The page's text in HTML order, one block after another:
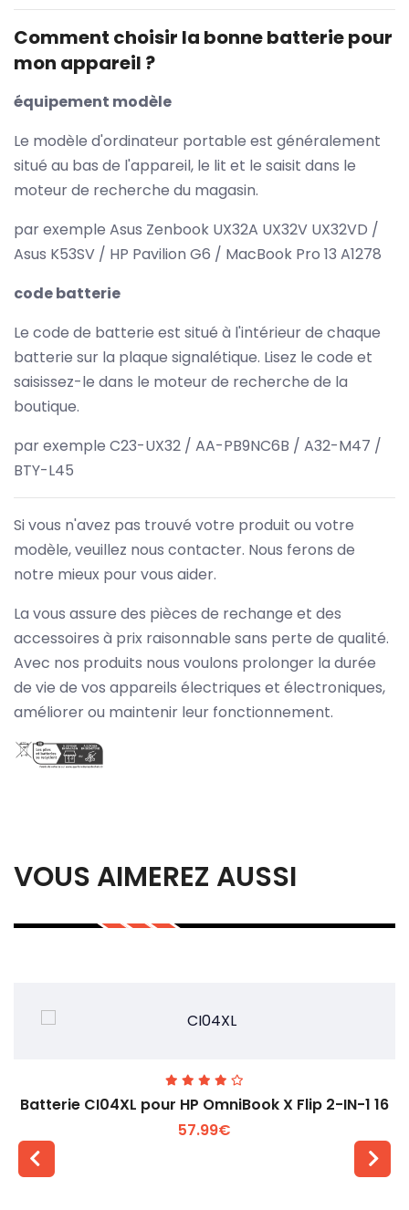
Comment choisir la bonne batterie pour
mon appareil ?
équipement modèle
Le modèle d'ordinateur portable est généralement
situé au bas de l'appareil, le lit et le saisit dans le
moteur de recherche du magasin.
par exemple Asus Zenbook UX32A UX32V UX32VD /
Asus K53SV / HP Pavilion G6 / MacBook Pro 13 A1278
code batterie
Le code de batterie est situé à l'intérieur de chaque
batterie sur la plaque signalétique. Lisez le code et
saisissez-le dans le moteur de recherche de la
boutique.
par exemple C23-UX32 / AA-PB9NC6B / A32-M47 /
BTY-L45
Si vous n'avez pas trouvé votre produit ou votre
modèle, veuillez nous contacter. Nous ferons de
notre mieux pour vous aider.
La vous assure des pièces de rechange et des
accessoires à prix raisonnable sans perte de qualité.
Avec nos produits nous voulons prolonger la durée
de vie de vos appareils électriques et électroniques,
améliorer ou maintenir leur fonctionnement.
VOUS AIMEREZ AUSSI
Batterie CI04XL pour HP OmniBook X Flip 2-IN-1 16
57.99€